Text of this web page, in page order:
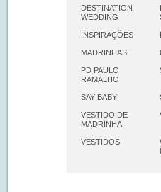
DESTINATION
WEDDING
INSPIRAÇÕES
MADRINHAS
PD PAULO
RAMALHO
SAY BABY
VESTIDO DE
MADRINHA
VESTIDOS